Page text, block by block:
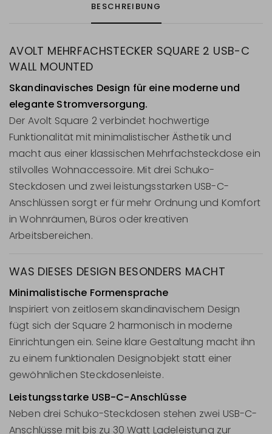
BESCHREIBUNG
AVOLT MEHRFACHSTECKER SQUARE 2 USB-C
WALL MOUNTED
Skandinavisches Design für eine moderne und
elegante Stromversorgung.
Der Avolt Square 2 verbindet hochwertige
Funktionalität mit minimalistischer Ästhetik und
macht aus einer klassischen Mehrfachsteckdose ein
stilvolles Wohnaccessoire. Mit drei Schuko-
Steckdosen und zwei leistungsstarken USB-C-
Anschlüssen sorgt er für mehr Ordnung und Komfort
in Wohnräumen, Büros oder kreativen
Arbeitsbereichen.
WAS DIESES DESIGN BESONDERS MACHT
Minimalistische Formensprache
Inspiriert von zeitlosem skandinavischem Design
fügt sich der Square 2 harmonisch in moderne
Einrichtungen ein. Seine klare Gestaltung macht ihn
zu einem funktionalen Designobjekt statt einer
gewöhnlichen Steckdosenleiste.
Leistungsstarke USB-C-Anschlüsse
Neben drei Schuko-Steckdosen stehen zwei USB-C-
Anschlüsse mit bis zu 30 Watt Ladeleistung zur